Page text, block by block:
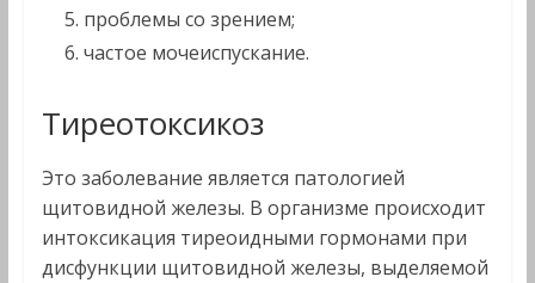
проблемы со зрением;
частое мочеиспускание.
Тиреотоксикоз
Это заболевание является патологией
щитовидной железы. В организме происходит
интоксикация тиреоидными гормонами при
дисфункции щитовидной железы, выделяемой